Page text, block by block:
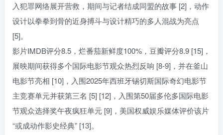
入犯罪网络展开营救，期间与记者结成同盟的故事 [2]，动作
设计以拳拳到骨的近身搏斗与设计精巧的多人混战为亮点
[5]。
影片IMDB评分8.5，烂番茄新鲜度100%，豆瓣评分8.9 [15]，
展映期间获得多个国际电影节观众热烈反响 [8-9]，并在釜山
电影节亮相 [10]，入围2025年西班牙锡切斯国际奇幻电影节
主竞赛单元并获第三名 [5] [12]，入围第50届多伦多国际电影
节观众选择奖午夜疯狂单元 [9]，美国权威娱乐媒体评价该片
“或成动作影史经典” [13]。